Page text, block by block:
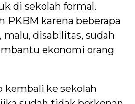
di sekolah formal.
PKBM karena beberapa
malu, disabilitas, sudah
ekonomi orang
kembali ke sekolah